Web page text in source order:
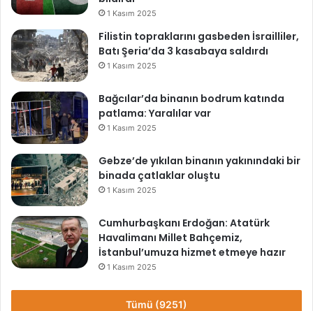
1 Kasım 2025
Filistin topraklarını gasbeden İsrailliler,
Batı Şeria’da 3 kasabaya saldırdı
1 Kasım 2025
Bağcılar’da binanın bodrum katında
patlama: Yaralılar var
1 Kasım 2025
Gebze’de yıkılan binanın yakınındaki bir
binada çatlaklar oluştu
1 Kasım 2025
Cumhurbaşkanı Erdoğan: Atatürk
Havalimanı Millet Bahçemiz,
İstanbul’umuza hizmet etmeye hazır
1 Kasım 2025
Tümü (9251)